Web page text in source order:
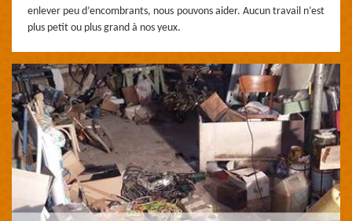
enlever peu d’encombrants, nous pouvons aider. Aucun travail n’est
plus petit ou plus grand à nos yeux.